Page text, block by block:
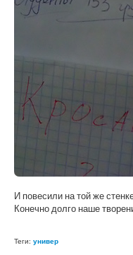
И повесили на той же
Конечно долго наше
Теги: универ